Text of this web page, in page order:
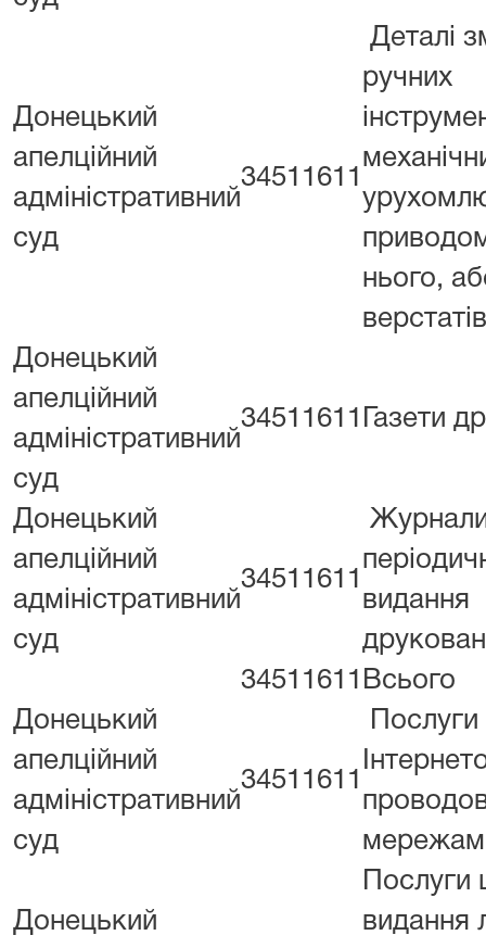
Донецький
апелційний
адміністративний
суд
34511611
Деталі
ручних
нього,
Донецький
апелційний
адміністративний
суд
34511611 Газети
Донецький
апелційний
адміністративний
суд
34511611
видання
34511611 Всього
Донецький
апелційний
адміністративний
суд
34511611
Донецький
видання